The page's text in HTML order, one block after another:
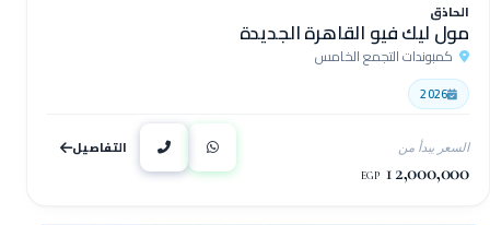
الحاذق
مول ليك فيو القاهرة الجديدة
كمبوندات التجمع الخامس
2026
السعر يبدأ من
12,000,000
EGP
التفاصيل